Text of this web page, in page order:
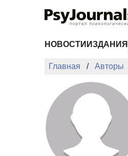
НОВОСТИ ИЗДАНИЯ
Главная Авторы